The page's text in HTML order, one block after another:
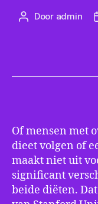
Berichtauteur
Door admin
Of mensen met
dieet volgen of
maakt niet uit
significant
beide diëten.